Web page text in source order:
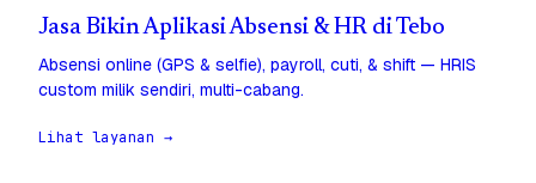
Jasa Bikin Aplikasi Absensi & HR di Tebo
Absensi online (GPS & selfie), payroll, cuti, & shift — HRIS
custom milik sendiri, multi-cabang.
Lihat layanan →